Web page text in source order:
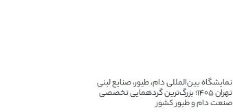
نمایشگاه بین‌المللی دام، طیور، صنایع لبنی
تهران ۱۴۰۵؛ بزرگ‌ترین گردهمایی تخصصی
صنعت دام و طیور کشور